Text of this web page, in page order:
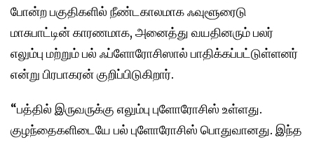
போன்ற பகுதிகளில் நீண்டகாலமாக ஃவுளூரைடு
மாசுபாட்டின் காரணமாக, அனைத்து வயதினரும் பலர்
எலும்பு மற்றும் பல் ஃப்ளோரோசிஸால் பாதிக்கப்பட்டுள்ளனர்
என்று பிரபாகரன் குறிப்பிடுகிறார்.
“பத்தில் இருவருக்கு எலும்பு புளோரோசிஸ் உள்ளது.
குழந்தைகளிடையே பல் புளோரோசிஸ் பொதுவானது. இந்த